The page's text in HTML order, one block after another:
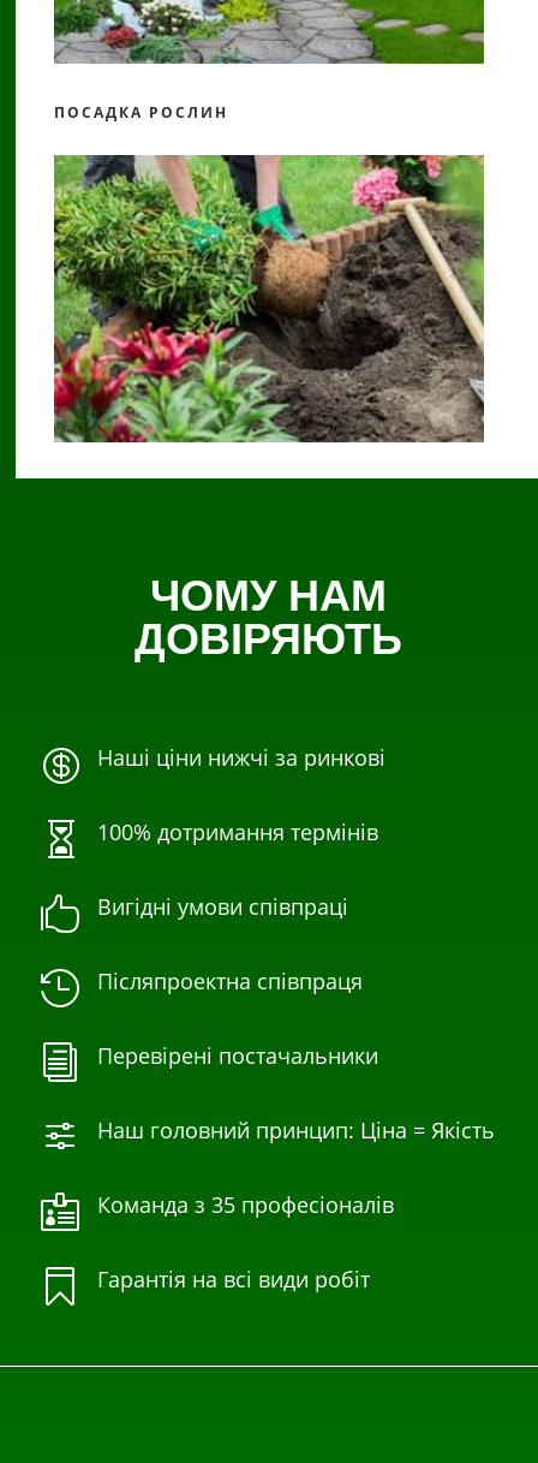
ПОСАДКА РОСЛИН
ЧОМУ НАМ
ДОВІРЯЮТЬ
 Наші ціни нижчі за ринкові
 100% дотримання термінів
 Вигідні умови співпраці
 Післяпроектна співпраця
i Перевірені постачальники
f Наш головний принцип: Ціна = Якість
 Команда з 35 професіоналів
 Гарантія на всі види робіт